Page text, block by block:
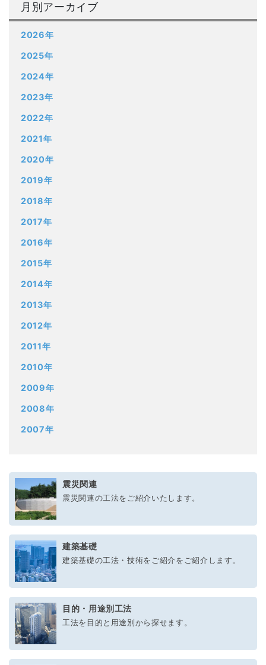
月別アーカイブ
2026年
2025年
2024年
2023年
2022年
2021年
2020年
2019年
2018年
2017年
2016年
2015年
2014年
2013年
2012年
2011年
2010年
2009年
2008年
2007年
震災関連
震災関連の工法をご紹介いたします。
建築基礎
建築基礎の工法・技術をご紹介をご紹介します。
目的・用途別工法
工法を目的と用途別から探せます。